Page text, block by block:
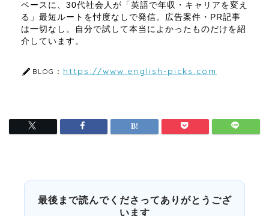
ベースに、30代社会人が「英語で年収・キャリアを変え
る」最短ルートを忖度なしで発信。広告案件・PR記事
は一切なし。自分で試して本当によかったものだけを紹
介しています。
BLOG： https://www.english-picks.com
最後まで読んでくださってありがとうござ
います